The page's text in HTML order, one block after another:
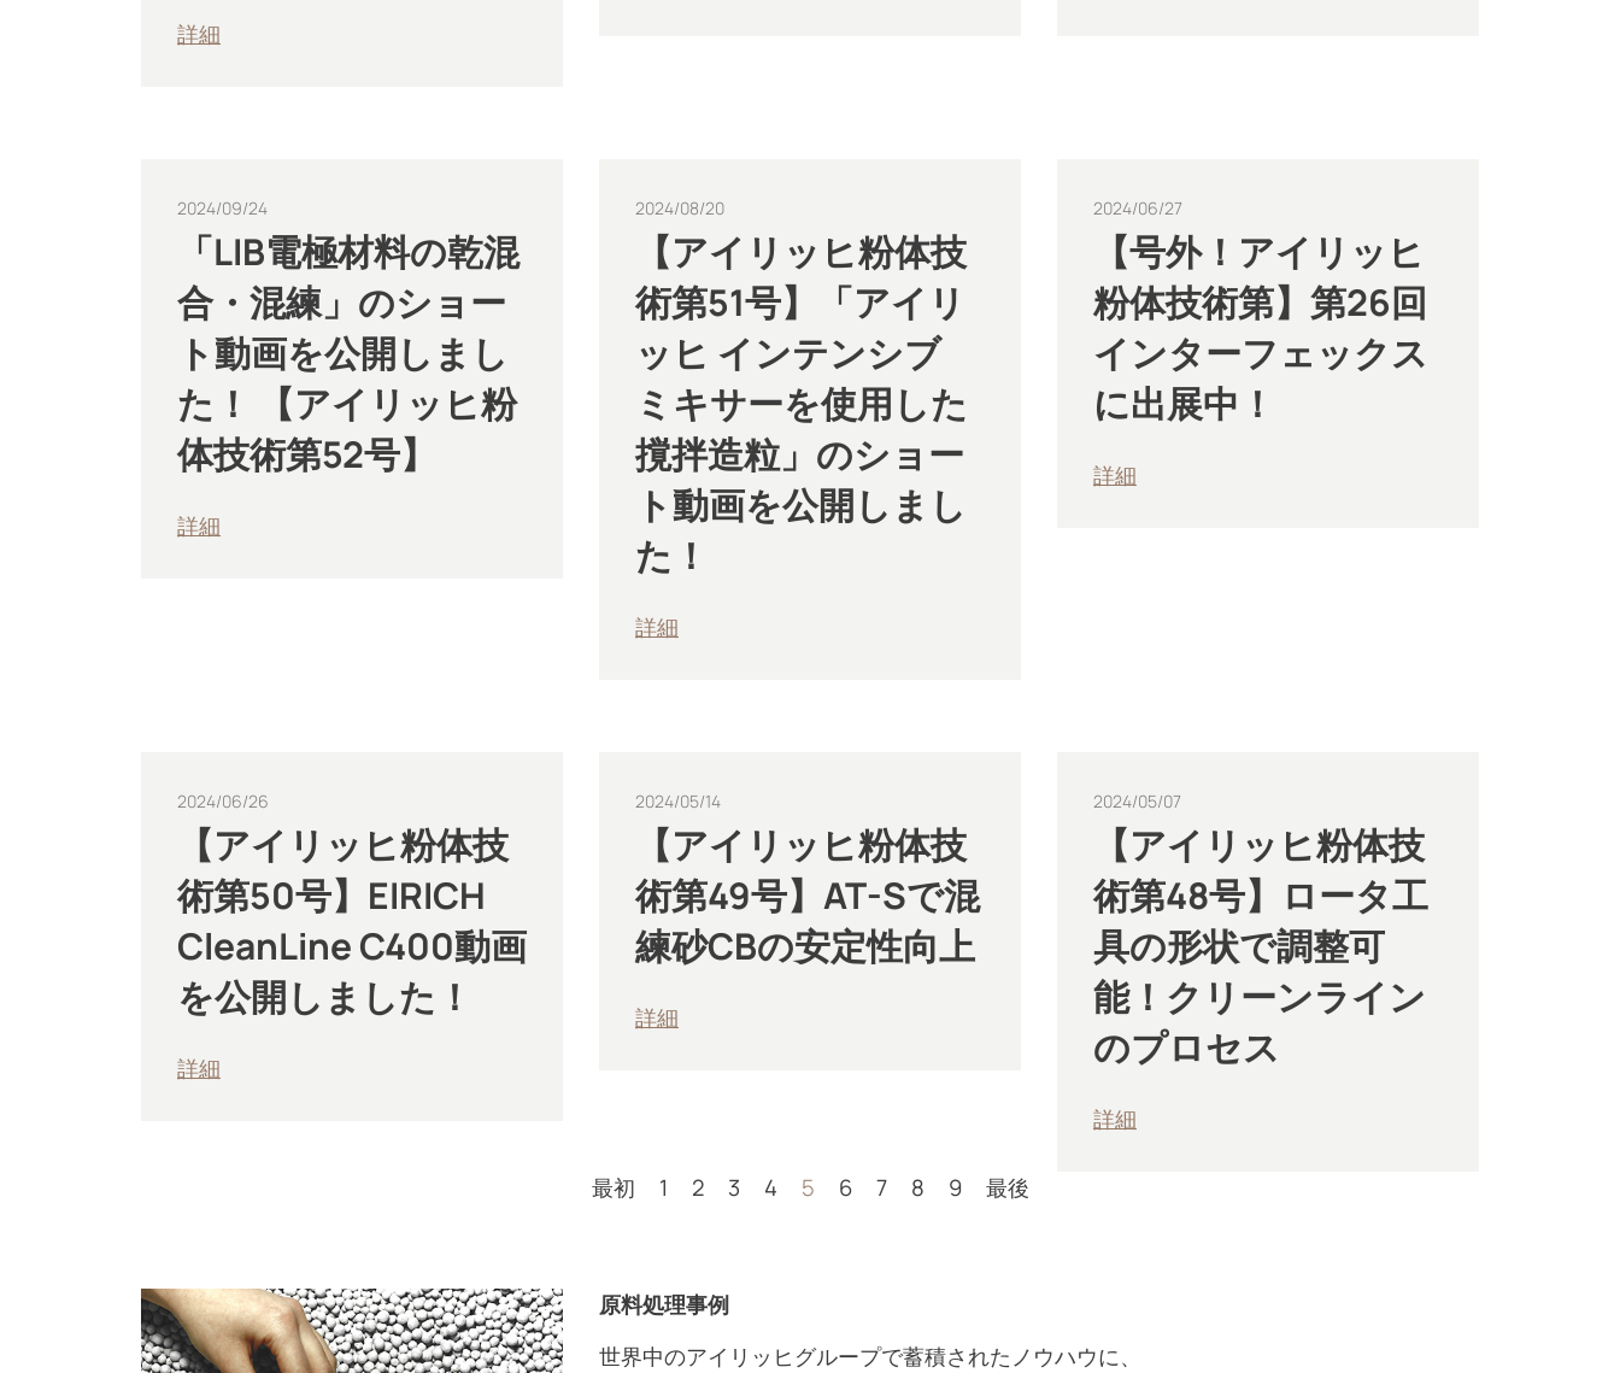
詳細
2024/09/24
「LIB電極材料の乾混
合・混練」のショー
ト動画を公開しまし
た！ 【アイリッヒ粉
体技術第52号】
詳細
2024/08/20
【アイリッヒ粉体技
術第51号】「アイリ
ッヒ インテンシブ
ミキサーを使用した
撹拌造粒」のショー
ト動画を公開しまし
た！
詳細
2024/06/27
【号外！アイリッヒ
粉体技術第】第26回
インターフェックス
に出展中！
詳細
2024/06/26
【アイリッヒ粉体技
術第50号】EIRICH
CleanLine C400動画
を公開しました！
詳細
2024/05/14
【アイリッヒ粉体技
術第49号】AT-Sで混
練砂CBの安定性向上
詳細
2024/05/07
【アイリッヒ粉体技
術第48号】ロータ工
具の形状で調整可
能！クリーンライン
のプロセス
詳細
最初 1 2 3 4 5 6 7 8 9 最後
原料処理事例
世界中のアイリッヒグループで蓄積されたノウハウに、